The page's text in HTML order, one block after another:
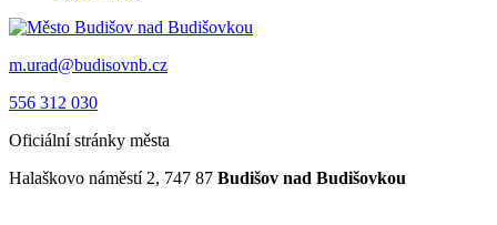
m.urad@budisovnb.cz
556 312 030
Oficiální stránky města
Halaškovo náměstí 2, 747 87 Budišov nad Budišovkou